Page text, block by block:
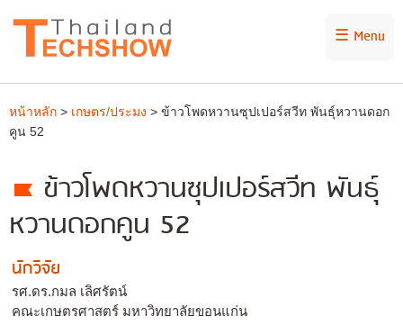
☰ Menu
หน้าหลัก > เกษตร/ประมง > ข้าวโพดหวานซุปเปอร์สวีท พันธุ์หวานดอก
คูน 52
ข้าวโพดหวานซุปเปอร์สวีท พันธุ์
หวานดอกคูน 52
นักวิจัย
รศ.ดร.กมล เลิศรัตน์
คณะเกษตรศาสตร์ มหาวิทยาลัยขอนแก่น